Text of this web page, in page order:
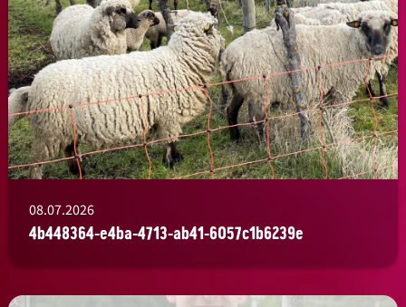
08.07.2026
4b448364-e4ba-4713-ab41-6057c1b6239e